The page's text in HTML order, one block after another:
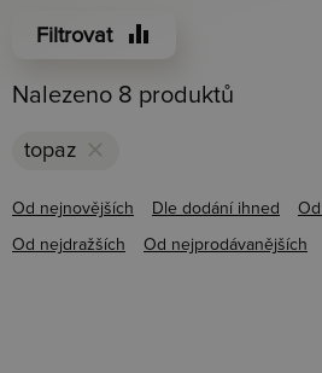
Filtrovat equalizer
Nalezeno 8 produktů
topaz clear
Od nejnovějších Dle dodání ihned
Od nejdražších Od nejprodávanějších